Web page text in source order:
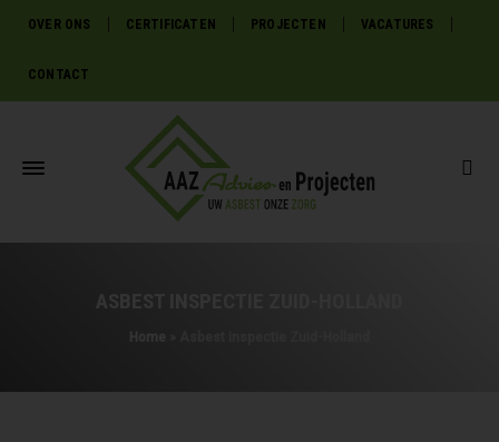
OVER ONS CERTIFICATEN PROJECTEN VACATURES
CONTACT